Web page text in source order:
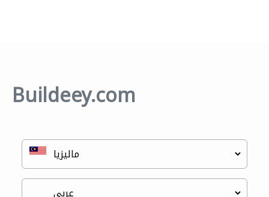
Buildeey.com